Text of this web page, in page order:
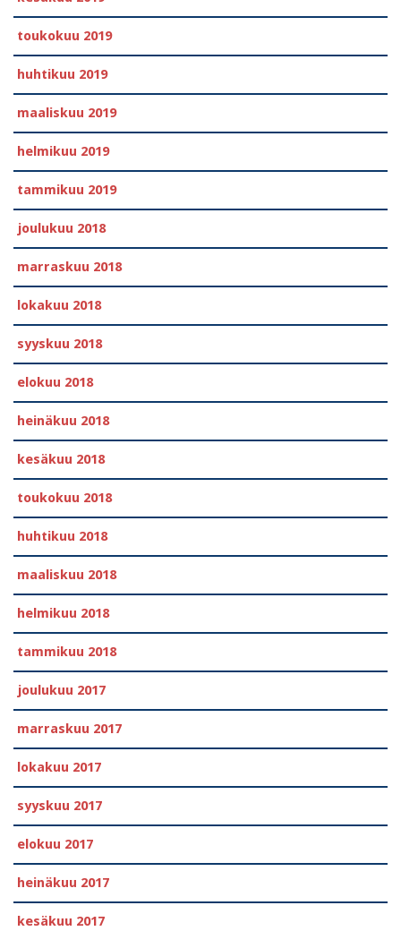
toukokuu 2019
huhtikuu 2019
maaliskuu 2019
helmikuu 2019
tammikuu 2019
joulukuu 2018
marraskuu 2018
lokakuu 2018
syyskuu 2018
elokuu 2018
heinäkuu 2018
kesäkuu 2018
toukokuu 2018
huhtikuu 2018
maaliskuu 2018
helmikuu 2018
tammikuu 2018
joulukuu 2017
marraskuu 2017
lokakuu 2017
syyskuu 2017
elokuu 2017
heinäkuu 2017
kesäkuu 2017